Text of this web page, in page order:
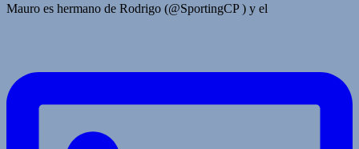
Mauro es hermano de Rodrigo (@SportingCP ) y el